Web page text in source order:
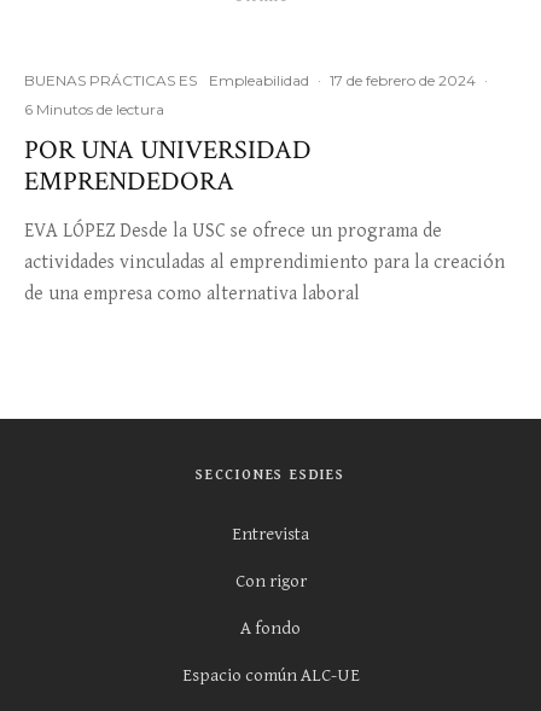
BUENAS PRÁCTICAS ES Empleabilidad · 17 de febrero de 2024 ·
6 Minutos de lectura
POR UNA UNIVERSIDAD
EMPRENDEDORA
EVA LÓPEZ Desde la USC se ofrece un programa de
actividades vinculadas al emprendimiento para la creación
de una empresa como alternativa laboral
SECCIONES ESDIES
Entrevista
Con rigor
A fondo
Espacio común ALC-UE